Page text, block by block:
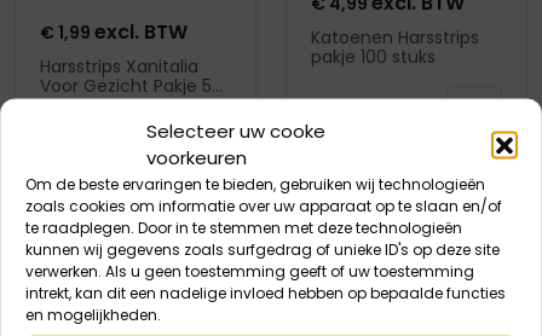
Selecteer uw cooke
voorkeuren
Om de beste ervaringen te bieden, gebruiken wij technologieën
zoals cookies om informatie over uw apparaat op te slaan en/of
te raadplegen. Door in te stemmen met deze technologieën
kunnen wij gegevens zoals surfgedrag of unieke ID's op deze site
verwerken. Als u geen toestemming geeft of uw toestemming
intrekt, kan dit een nadelige invloed hebben op bepaalde functies
en mogelijkheden.
€ 1,99 excl. BTW
Harsstrips Xanitalia
Voor Gezicht Pakje 50
Stuks 10x3CM
winkelmand
Katoenen Harsstrips
pakje 100 stuks
In
winkelmand
Product openen Product openen